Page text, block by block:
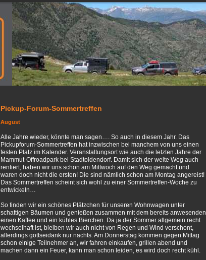
Pickup-Forum-Sommertreffen
August
Alle Jahre wieder, könnte man sagen…. So auch in diesem Jahr. Das
Pickupforum-Sommertreffen hat inzwischen bei manchem von uns einen
festen Platz im Kalender. Veranstaltungsort wie auch die letzten Jahre der
Mammut-Offroadpark bei Stadtoldendorf. Damit sich der weite Weg auch
rentiert, haben wir uns schon am Mittwoch auf den Weg gemacht und
waren doch nicht die ersten! Die sind nämlich schon am Montag angereist!
Das Sommertreffen scheint sich wohl zu einer Sommertreffen-Woche zu
entwickeln…
So finden wir ein schönes Plätzchen für unseren Wohnwagen unter
schattigen Bäumen und genießen zusammen mit dem bereits anwesenden
einen Kaffee und ein kühles Bierchen. Da ja der Sommer allgemein recht
wechselhaft ist, bleiben wir auch nicht von Regen und Wind verschont,
allerdings gottseidank nur nachts. Am Donnerstag kommen gegen Mittag
schon einige Teilnehmer an, wir fahren einkaufen, grillen abend und
machen dann ein Feuer, kann man schon leiden, es wird doch recht kühl.